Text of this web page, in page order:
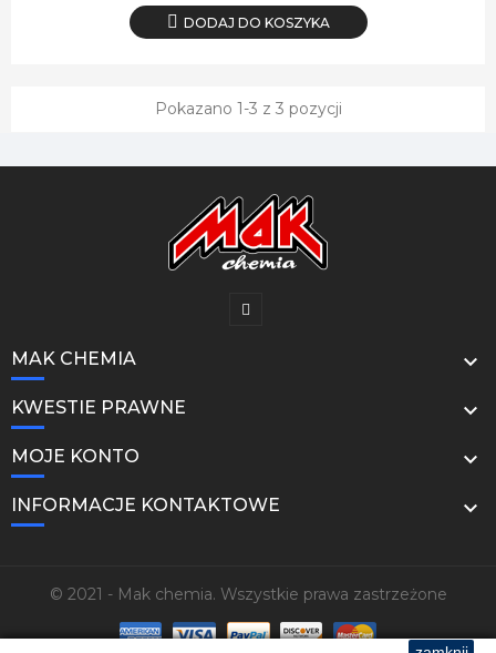
DODAJ DO KOSZYKA
Pokazano 1-3 z 3 pozycji
MAK CHEMIA 
KWESTIE PRAWNE 
MOJE KONTO 
INFORMACJE KONTAKTOWE 
© 2021 - Mak chemia. Wszystkie prawa zastrzeżone